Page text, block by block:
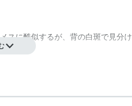
スに酷似するが、背の白斑で見分け